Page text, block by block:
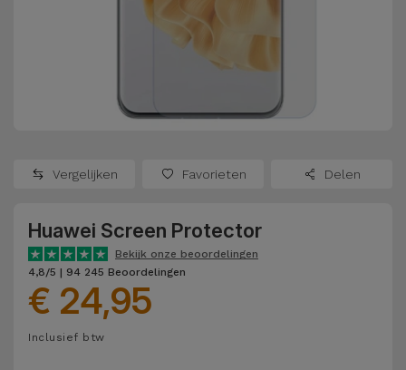
Oppo
OnePlus
Google
Dyson
Refurbished
Refurbished
Refurbished
Consoles
Bekijk
alles
Schermbeschermers
Hoofdtelefoons
en
Luidsprekers
Smartwatches
Vergelijken Favorieten Delen
Huawei Screen Protector
Bekijk onze beoordelingen
4,8/5 | 94 245 Beoordelingen
€ 24,95
Inclusief btw